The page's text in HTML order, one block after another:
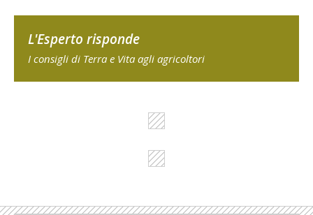
L'Esperto risponde
I consigli di Terra e Vita agli agricoltori